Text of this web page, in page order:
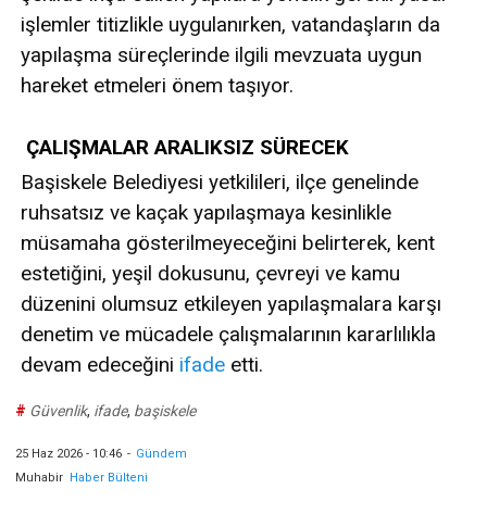
işlemler titizlikle uygulanırken, vatandaşların da
yapılaşma süreçlerinde ilgili mevzuata uygun
hareket etmeleri önem taşıyor.
ÇALIŞMALAR ARALIKSIZ SÜRECEK
Başiskele Belediyesi yetkilileri, ilçe genelinde
ruhsatsız ve kaçak yapılaşmaya kesinlikle
müsamaha gösterilmeyeceğini belirterek, kent
estetiğini, yeşil dokusunu, çevreyi ve kamu
düzenini olumsuz etkileyen yapılaşmalara karşı
denetim ve mücadele çalışmalarının kararlılıkla
devam edeceğini ifade etti.
# Güvenlik, ifade, başiskele
25 Haz 2026 - 10:46 - Gündem
Muhabir Haber Bülteni